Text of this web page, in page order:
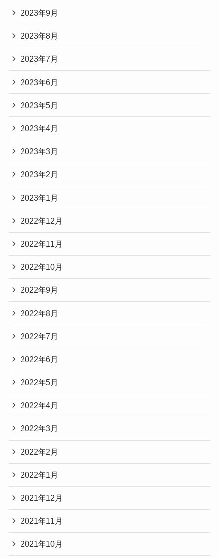
2023年9月
2023年8月
2023年7月
2023年6月
2023年5月
2023年4月
2023年3月
2023年2月
2023年1月
2022年12月
2022年11月
2022年10月
2022年9月
2022年8月
2022年7月
2022年6月
2022年5月
2022年4月
2022年3月
2022年2月
2022年1月
2021年12月
2021年11月
2021年10月